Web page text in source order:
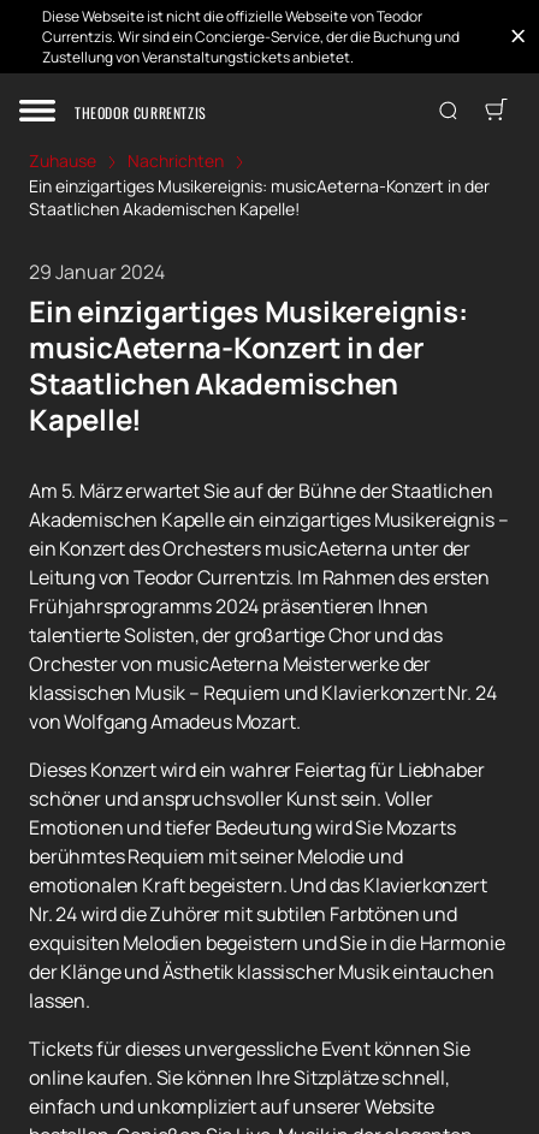
Diese Webseite ist nicht die offizielle Webseite von Teodor
Currentzis. Wir sind ein Concierge-Service, der die Buchung und
Zustellung von Veranstaltungstickets anbietet.
THEODOR CURRENTZIS
Zuhause
Nachrichten
Ein einzigartiges Musikereignis: musicAeterna-Konzert in der
Staatlichen Akademischen Kapelle!
29 Januar 2024
Ein einzigartiges Musikereignis:
musicAeterna-Konzert in der
Staatlichen Akademischen
Kapelle!
Am 5. März erwartet Sie auf der Bühne der Staatlichen
Akademischen Kapelle ein einzigartiges Musikereignis –
ein Konzert des Orchesters musicAeterna unter der
Leitung von Teodor Currentzis. Im Rahmen des ersten
Frühjahrsprogramms 2024 präsentieren Ihnen
talentierte Solisten, der großartige Chor und das
Orchester von musicAeterna Meisterwerke der
klassischen Musik – Requiem und Klavierkonzert Nr. 24
von Wolfgang Amadeus Mozart.
Dieses Konzert wird ein wahrer Feiertag für Liebhaber
schöner und anspruchsvoller Kunst sein. Voller
Emotionen und tiefer Bedeutung wird Sie Mozarts
berühmtes Requiem mit seiner Melodie und
emotionalen Kraft begeistern. Und das Klavierkonzert
Nr. 24 wird die Zuhörer mit subtilen Farbtönen und
exquisiten Melodien begeistern und Sie in die Harmonie
der Klänge und Ästhetik klassischer Musik eintauchen
lassen.
Tickets für dieses unvergessliche Event können Sie
online kaufen. Sie können Ihre Sitzplätze schnell,
einfach und unkompliziert auf unserer Website